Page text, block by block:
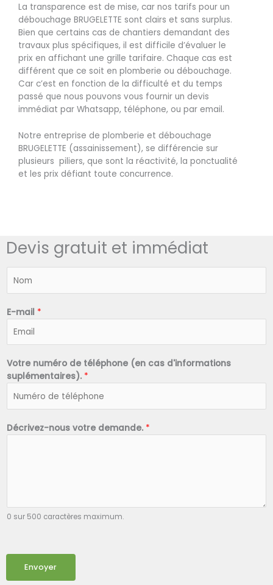
La transparence est de mise, car nos tarifs pour un
débouchage BRUGELETTE sont clairs et sans surplus.
Bien que certains cas de chantiers demandant des
travaux plus spécifiques, il est difficile d’évaluer le
prix en affichant une grille tarifaire. Chaque cas est
différent que ce soit en plomberie ou débouchage.
Car c’est en fonction de la difficulté et du temps
passé que nous pouvons vous fournir un devis
immédiat par Whatsapp, téléphone, ou par email.
Notre entreprise de plomberie et débouchage
BRUGELETTE (assainissement), se différencie sur
plusieurs piliers, que sont la réactivité, la ponctualité
et les prix défiant toute concurrence.
Devis gratuit et immédiat
*
E-mail *
Votre numéro de téléphone (en cas d'informations
suplémentaires). *
Décrivez-nous votre demande. *
0 sur 500 caractères maximum.
Envoyer